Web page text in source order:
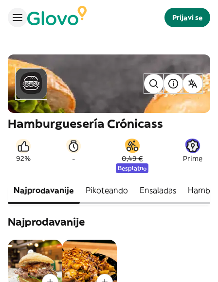
Prijavi se
Hamburguesería Crónicass
92% - 0,49 €
Besplatno
Prime
Najprodavanije Pikoteando Ensaladas
Najprodavanije